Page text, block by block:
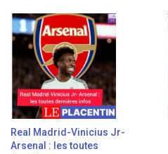
Real Madrid-Vinicius Jr-
Arsenal : les toutes